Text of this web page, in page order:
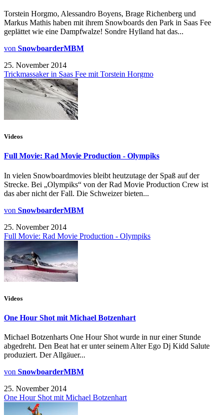
Torstein Horgmo, Alessandro Boyens, Brage Richenberg und
Markus Mathis haben mit ihrem Snowboards den Park in Saas Fee
geplättet wie eine Dampfwalze! Sondre Hylland hat das...
von SnowboarderMBM
25. November 2014
Trickmassaker in Saas Fee mit Torstein Horgmo
Videos
Full Movie: Rad Movie Production - Olympiks
In vielen Snowboardmovies bleibt heutzutage der Spaß auf der
Strecke. Bei „Olympiks“ von der Rad Movie Production Crew ist
das aber nicht der Fall. Die Schweizer bieten...
von SnowboarderMBM
25. November 2014
Full Movie: Rad Movie Production - Olympiks
Videos
One Hour Shot mit Michael Botzenhart
Michael Botzenharts One Hour Shot wurde in nur einer Stunde
abgedreht. Den Beat hat er unter seinem Alter Ego Dj Kidd Salute
produziert. Der Allgäuer...
von SnowboarderMBM
25. November 2014
One Hour Shot mit Michael Botzenhart